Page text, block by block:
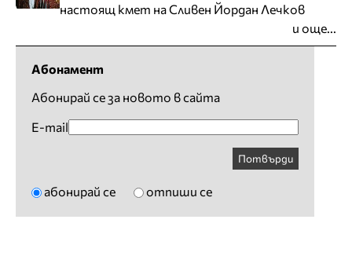
настоящ кмет на Сливен Йордан Лечков
и още...
Абонамент
Абонирай се за новото в сайта
E-mail
Потвърди
абонирай се отпиши се